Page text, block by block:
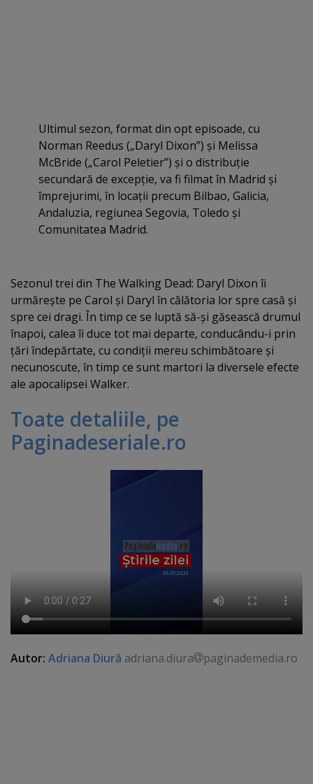
Ultimul sezon, format din opt episoade, cu
Norman Reedus („Daryl Dixon”) şi Melissa
McBride („Carol Peletier”) şi o distribuţie
secundară de excepţie, va fi filmat în Madrid şi
împrejurimi, în locaţii precum Bilbao, Galicia,
Andaluzia, regiunea Segovia, Toledo şi
Comunitatea Madrid.
Sezonul trei din The Walking Dead: Daryl Dixon îi
urmăreşte pe Carol şi Daryl în călătoria lor spre casă şi
spre cei dragi. În timp ce se luptă să-şi găsească drumul
înapoi, calea îi duce tot mai departe, conducându-i prin
ţări îndepărtate, cu condiţii mereu schimbătoare şi
necunoscute, în timp ce sunt martori la diversele efecte
ale apocalipsei Walker.
Toate detaliile, pe
Paginadeseriale.ro
Autor: Adriana Diură adriana.diura paginademedia.ro